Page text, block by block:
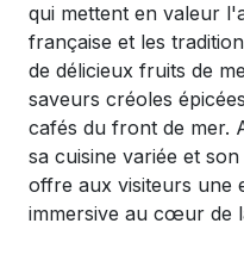
qui mettent en valeur
française et les
de délicieux fruits de
saveurs créoles
cafés du front de mer.
sa cuisine variée et
offre aux visiteurs une
immersive au cœur de